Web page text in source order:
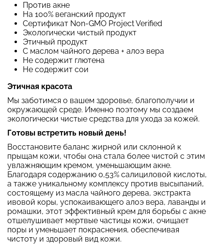
Против акне
На 100% веганский продукт
Сертификат Non-GMO Project Verified
Экологически чистый продукт
Этичный продукт
С маслом чайного дерева + алоэ вера
Не содержит глютена
Не содержит сои
Этичная красота
Мы заботимся о вашем здоровье, благополучии и
окружающей среде. Именно поэтому мы создаем
экологически чистые средства для ухода за кожей.
Готовы встретить новый день!
Восстановите баланс жирной или склонной к
прыщам кожи, чтобы она стала более чистой с этим
увлажняющим кремом, уменьшающим акне.
Благодаря содержанию 0,53% салициловой кислоты,
а также уникальному комплексу против высыпаний,
состоящему из масла чайного дерева, экстракта
ивовой коры, успокаивающего алоэ вера, лаванды и
ромашки, этот эффективный крем для борьбы с акне
отшелушивает мертвые частицы кожи, очищает
поры и уменьшает покраснения, обеспечивая
чистоту и здоровый вид кожи.